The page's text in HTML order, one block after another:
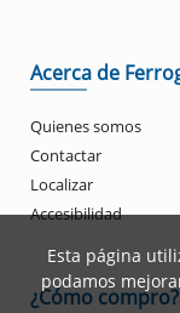
Acerca de
Quienes somos
Contactar
Localizar
Accesibilidad
¿Cómo compro?
Esta página
podamos